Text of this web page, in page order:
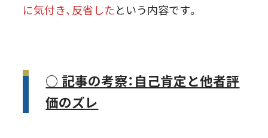
に気付き、反省したという内容です。
○ 記事の考察：自己肯定と他者評
価のズレ